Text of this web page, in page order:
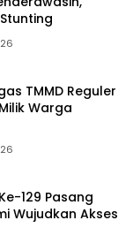
TMMD Reguler
Warga
129 Pasang
Wujudkan Akses